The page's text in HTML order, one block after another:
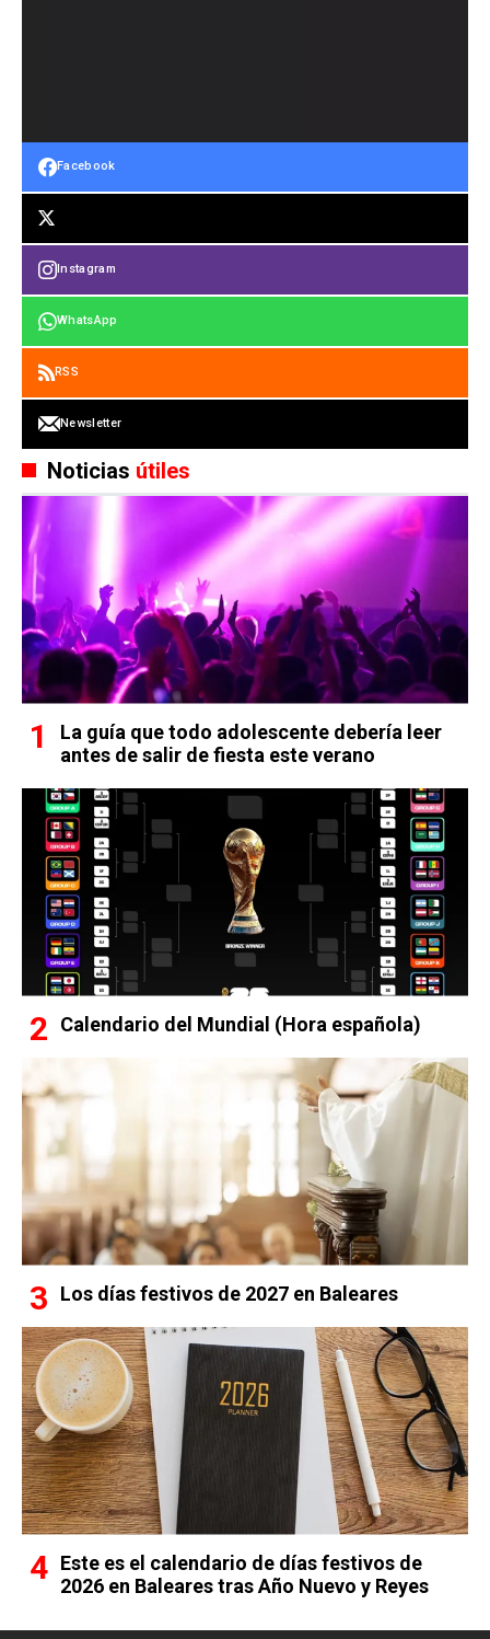
Facebook
Instagram
WhatsApp
RSS
Newsletter
Noticias útiles
La guía que todo adolescente debería leer
antes de salir de fiesta este verano
Calendario del Mundial (Hora española)
Los días festivos de 2027 en Baleares
Este es el calendario de días festivos de
2026 en Baleares tras Año Nuevo y Reyes